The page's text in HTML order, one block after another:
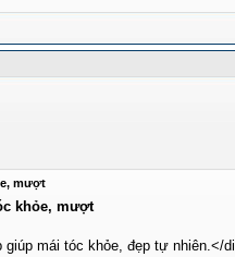
mượt
khỏe, mượt
giúp mái tóc khỏe, đẹp tự nhiên.</